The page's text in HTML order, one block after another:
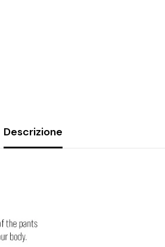
Descrizione